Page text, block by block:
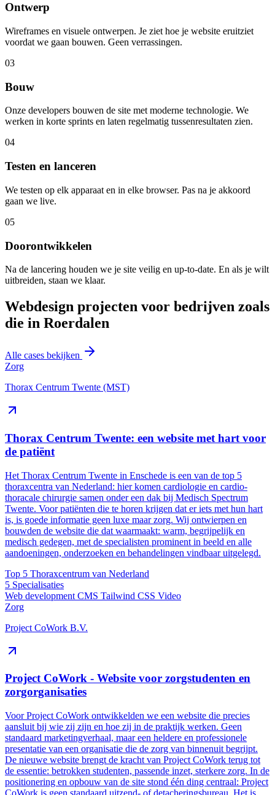
Ontwerp
Wireframes en visuele ontwerpen. Je ziet hoe je website eruitziet
voordat we gaan bouwen. Geen verrassingen.
03
Bouw
Onze developers bouwen de site met moderne technologie. We
werken in korte sprints en laten regelmatig tussenresultaten zien.
04
Testen en lanceren
We testen op elk apparaat en in elke browser. Pas na je akkoord
gaan we live.
05
Doorontwikkelen
Na de lancering houden we je site veilig en up-to-date. En als je wilt
uitbreiden, staan we klaar.
Webdesign projecten voor bedrijven zoals
die in Roerdalen
Alle cases bekijken
Zorg
Thorax Centrum Twente (MST)
Thorax Centrum Twente: een website met hart voor
de patiënt
Het Thorax Centrum Twente in Enschede is een van de top 5
thoraxcentra van Nederland: hier komen cardiologie en cardio-
thoracale chirurgie samen onder een dak bij Medisch Spectrum
Twente. Voor patiënten die te horen krijgen dat er iets met hun hart
is, is goede informatie geen luxe maar zorg. Wij ontwierpen en
bouwden de website die dat waarmaakt: warm, begrijpelijk en
medisch gedegen, met de specialisten prominent in beeld en alle
aandoeningen, onderzoeken en behandelingen vindbaar uitgelegd.
Top 5 Thoraxcentrum van Nederland
5 Specialisaties
Web development CMS Tailwind CSS Video
Zorg
Project CoWork B.V.
Project CoWork - Website voor zorgstudenten en
zorgorganisaties
Voor Project CoWork ontwikkelden we een website die precies
aansluit bij wie zij zijn en hoe zij in de praktijk werken. Geen
standaard marketingverhaal, maar een heldere en professionele
presentatie van een organisatie die de zorg van binnenuit begrijpt.
De nieuwe website brengt de kracht van Project CoWork terug tot
de essentie: betrokken studenten, passende inzet, sterkere zorg. In de
positionering en opbouw van de site stond één ding centraal: Project
CoWork is geen standaard uitzend- of detacheringsbureau. Het is